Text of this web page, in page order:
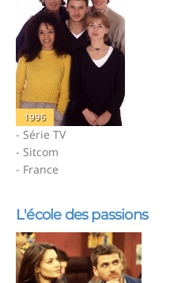
1996
- Série TV
- Sitcom
- France
L'école des passions